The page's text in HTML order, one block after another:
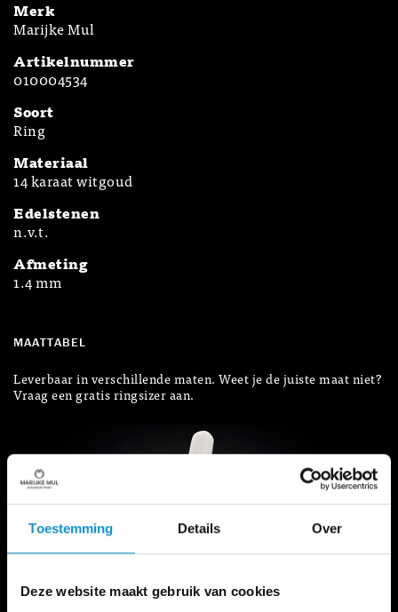
Toestemming Details Over
Deze website maakt gebruik van cookies
Merk
Marijke Mul
Artikelnummer
010004534
Soort
Ring
Materiaal
14 karaat witgoud
Edelstenen
n.v.t.
Afmeting
1.4 mm
MAATTABEL
Leverbaar in verschillende maten. Weet je de juiste maat niet?
Vraag een gratis ringsizer aan.